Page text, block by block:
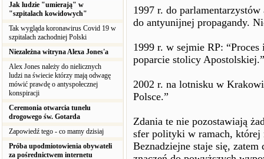
Jak ludzie "umierają" w
"szpitalach kowidowych"
Tak wygląda koronawirus Covid 19 w
szpitalach zachodniej Polski
Niezależna witryna Alexa Jones'a
Alex Jones należy do nielicznych
ludzi na świecie którzy mają odwagę
mówić prawdę o antyspołecznej
konspiracji
Ceremonia otwarcia tunelu
drogowego św. Gotarda
Zapowiedź tego - co mamy dzisiaj
Próba upodmiotowienia obywateli
za pośrednictwem internetu
1997 r. do
do antyunijnej propagandy.
1999 r. w sejmie RP:
poparcie stolicy Apostolskiej.”
2002 r. na lotnisku w
Polsce.”
Zdania te nie pozostawiają
sfer polityki w ramach, której
Beznadziejne staje się,